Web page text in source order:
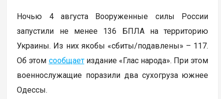
Ночью 4 августа Вооруженные силы России
запустили не менее 136 БПЛА на территорию
Украины. Из них якобы «сбиты/подавлены» – 117.
Об этом сообщаетиздание «Глас народа». При этом
военнослужащие поразили два сухогруза южнее
Одессы.